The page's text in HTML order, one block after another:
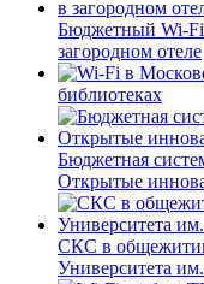
Бюджетный Wi-Fi
загородном отеле
библиотеках
Бюджетная
Открытые
СКС в общежитии
Университета